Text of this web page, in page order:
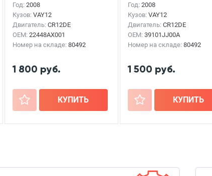
Год: 2008
Кузов: VAY12
Двигатель: CR12DE
OEM: 22448AX001
Номер на складе: 80492
1 800 руб.
+ КУПИТЬ
Год: 2008
Кузов: VAY12
Двигатель: CR12DE
OEM: 39101JJ00A
Номер на складе: 80492
1 500 руб.
+ КУПИТЬ